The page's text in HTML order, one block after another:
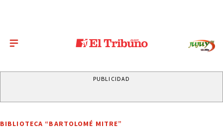
PUBLICIDAD
BIBLIOTECA “BARTOLOMÉ MITRE”